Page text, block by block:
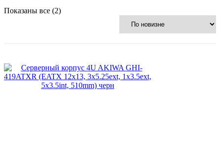
Показаны все (2)Сортировка: